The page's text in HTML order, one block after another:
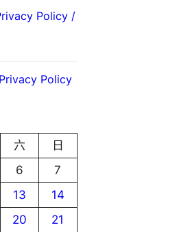
Policy /
Policy
六
日
6
7
13
14
20
21